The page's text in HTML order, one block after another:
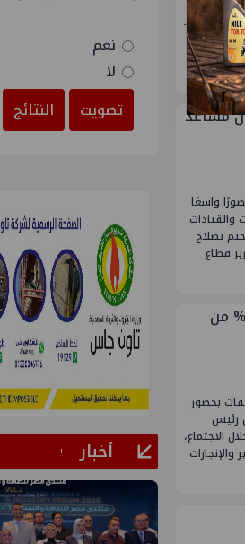
سيغير
لتصنيع
الجنوب،
مساعد
واسعًا
بصلاح
قطاع
بالأرقام: المصرية لتسويق الفوسفات تقتنص ‎%‎45 من
بحضور
رئيس
الاجتماع،
نعم
لا
تصويت
النتائج
أخبار